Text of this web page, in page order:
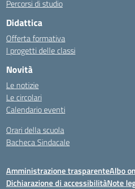
Percorsi di studio
Didattica
Offerta formativa
I progetti delle classi
Novità
Le notizie
Le circolari
Calendario eventi
Orari della scuola
Bacheca Sindacale
Amministrazione trasparenteAlbo
Dichiarazione di accessibilitàNote